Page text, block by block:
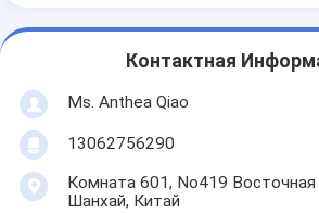
Контактная
Ms. Anthea Qiao
13062756290
Комната 601, No419 Восточная
Шанхай, Китай